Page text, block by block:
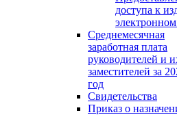
доступа к
Среднемесячная
заработная плата
руководителей и
заместителей за
год
Свидетельства
Приказ о